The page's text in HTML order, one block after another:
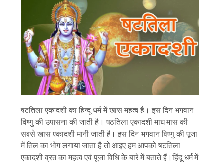
षठतिला एकादशी का हिन्दू धर्म में खास महत्व है। इस दिन भगवान
विष्णु की उपासना की जाती है। षठतिला एकादशी माघ मास की
सबसे खास एकादशी मानी जाती है। इस दिन भगवान विष्णु की पूजा
में तिल का भोग लगाया जाता है तो आइए हम आपको षटतिला
एकादशी व्रत का महत्व एवं पूजा विधि के बारे में बताते हैं।हिंदू धर्म में